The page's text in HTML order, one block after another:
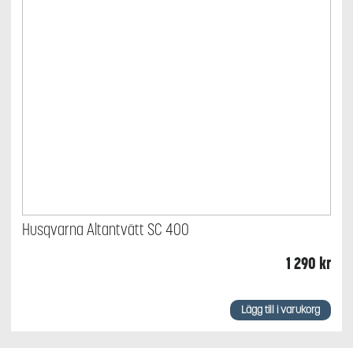
Husqvarna Altantvätt SC 400
1 290 kr
Lägg till i varukorg